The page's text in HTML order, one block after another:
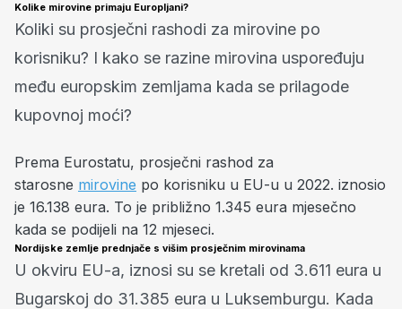
Kolike mirovine primaju Europljani?
Koliki su prosječni rashodi za mirovine po
korisniku? I kako se razine mirovina uspoređuju
među europskim zemljama kada se prilagode
kupovnoj moći?
Prema Eurostatu, prosječni rashod za
starosne mirovine po korisniku u EU-u u 2022. iznosio
je 16.138 eura. To je približno 1.345 eura mjesečno
kada se podijeli na 12 mjeseci.
Nordijske zemlje prednjače s višim prosječnim mirovinama
U okviru EU-a, iznosi su se kretali od 3.611 eura u
Bugarskoj do 31.385 eura u Luksemburgu. Kada